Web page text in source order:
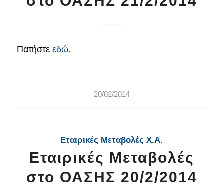
Πατήστε εδώ.
20/02/2014
Εταιρικές Μεταβολές Χ.Α.
Εταιρικές Μεταβολές
στο ΟΑΣΗΣ 20/2/2014